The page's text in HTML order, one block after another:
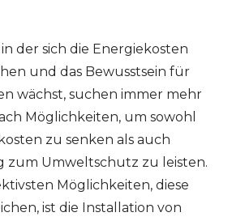
der sich die Energiekosten
und das Bewusstsein für
wächst, suchen immer mehr
Möglichkeiten, um sowohl
zu senken als auch
zum Umweltschutz zu leisten.
Möglichkeiten, diese
ist die Installation von